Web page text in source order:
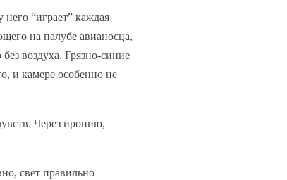
“играет” каждая
на палубе авианосца,
воздуха. Грязно-синие
и камере особенно не
Через иронию,
свет правильно